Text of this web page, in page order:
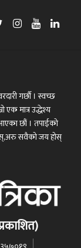
गर्छौ । स्वच्छ
एक मात्र उद्धेश्य
आएका छौं । तपाईको
सवैको जय होस्